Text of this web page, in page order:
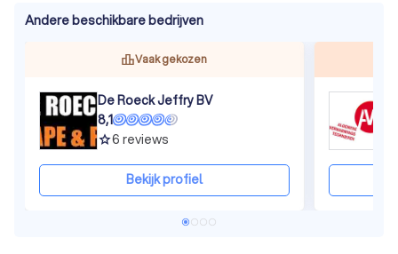
Andere beschikbare bedrijven
Vaak gekozen
De Roeck Jeffry BV
8,1
grade6 reviews
Bekijk profiel